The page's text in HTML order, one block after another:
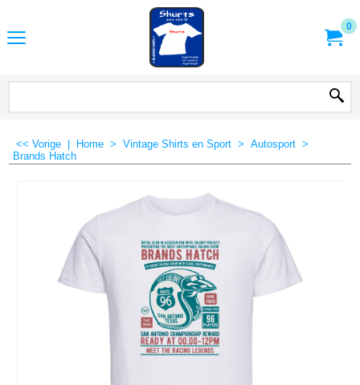
0
<< Vorige Home > Vintage Shirts en Sport > Autosport >
Brands Hatch